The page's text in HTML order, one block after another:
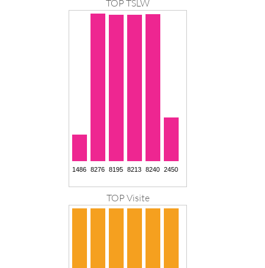
TOP TSLW
TOP Visite